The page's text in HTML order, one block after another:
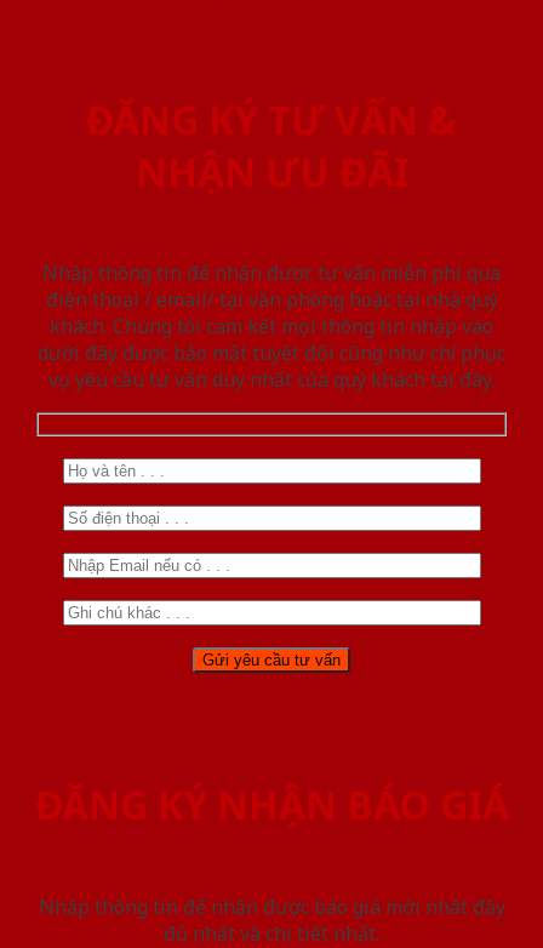
ĐĂNG KÝ TƯ VẤN &
NHẬN ƯU ĐÃI
Nhập thông tin để nhận được tư vấn miễn phí qua
điện thoại / email/ tại văn phòng hoặc tại nhà quý
khách. Chúng tôi cam kết mọi thông tin nhập vào
dưới đây được bảo mật tuyệt đối cũng như chỉ phục
vụ yêu cầu tư vấn duy nhất của quý khách tại đây.
ĐĂNG KÝ NHẬN BÁO GIÁ
Nhập thông tin để nhận được báo giá mới nhât đầy
đủ nhất và chi tiết nhất.